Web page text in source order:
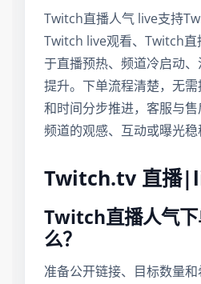
Twitch直播人气 live支持
Twitch live观看、Twitch直
于直播预热、频道冷启动
提升。下单流程清楚，无
和时间分步推进，客服与
频道的观感、互动或曝光稳
Twitch.tv 直播
Twitch直播人气
么？
准备公开链接、目标数量